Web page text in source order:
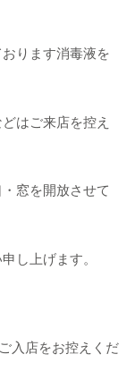
ります消毒液を
はご来店を控え
窓を開放させて
し上げます。
入店をお控えくだ